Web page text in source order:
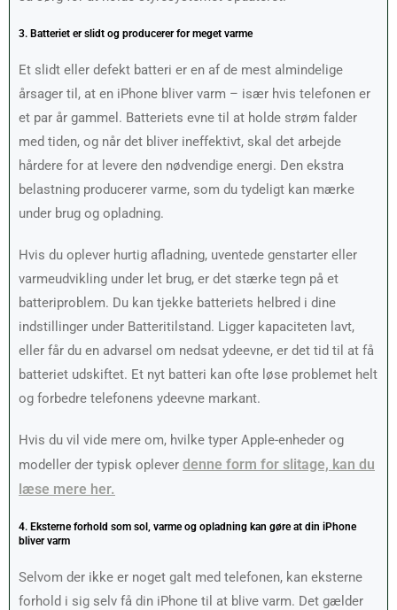
3. Batteriet er slidt og producerer for meget varme
Et slidt eller defekt batteri er en af de mest almindelige
årsager til, at en iPhone bliver varm – især hvis telefonen er
et par år gammel. Batteriets evne til at holde strøm falder
med tiden, og når det bliver ineffektivt, skal det arbejde
hårdere for at levere den nødvendige energi. Den ekstra
belastning producerer varme, som du tydeligt kan mærke
under brug og opladning.
Hvis du oplever hurtig afladning, uventede genstarter eller
varmeudvikling under let brug, er det stærke tegn på et
batteriproblem. Du kan tjekke batteriets helbred i dine
indstillinger under Batteritilstand. Ligger kapaciteten lavt,
eller får du en advarsel om nedsat ydeevne, er det tid til at få
batteriet udskiftet. Et nyt batteri kan ofte løse problemet helt
og forbedre telefonens ydeevne markant.
Hvis du vil vide mere om, hvilke typer Apple-enheder og
modeller der typisk oplever denne form for slitage, kan du
læse mere her.
4. Eksterne forhold som sol, varme og opladning kan gøre at din iPhone
bliver varm
Selvom der ikke er noget galt med telefonen, kan eksterne
forhold i sig selv få din iPhone til at blive varm. Det gælder